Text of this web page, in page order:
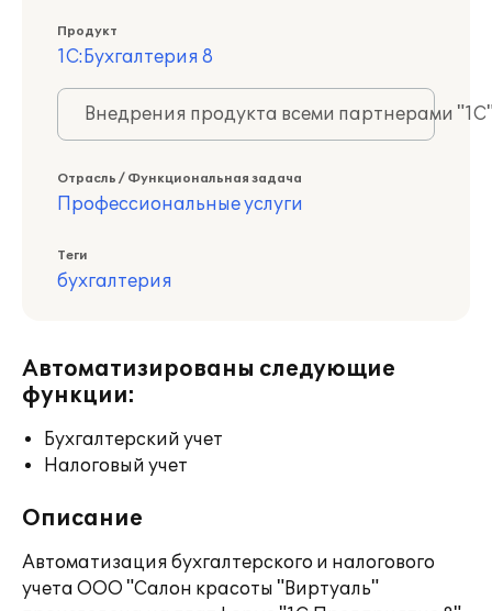
Продукт
1С:Бухгалтерия 8
Внедрения продукта всеми партнерами
Отрасль / Функциональная задача
Профессиональные услуги
Теги
бухгалтерия
Автоматизированы следующие
функции:
Бухгалтерский учет
Налоговый учет
Описание
Автоматизация бухгалтерского и налогового
учета ООО "Салон красоты "Виртуаль"